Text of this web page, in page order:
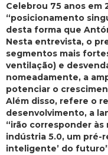
Celebrou 75 anos em
“posicionamento
desta forma que
Nesta entrevista, o
segmentos mais
ventilação) e
nomeadamente, a
potenciar o
Além disso, refere o
desenvolvimento, a
“irão corresponder às
indústria 5.0, um pré-
inteligente’ do